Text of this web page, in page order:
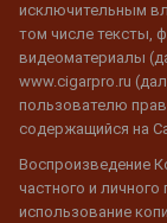
исключительным
том числе тексты,
видеоматериалы
www.cigarpro.ru
пользователю
содержащийся на
Воспроизведение
частного и
использование